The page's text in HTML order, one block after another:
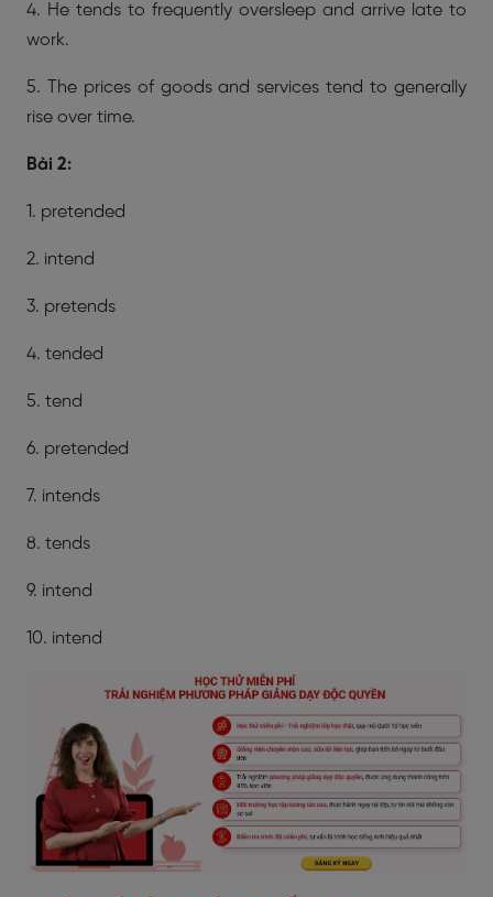
4. He tends to frequently oversleep and arrive late to
work.
5. The prices of goods and services tend to generally
rise over time.
Bài 2:
1. pretended
2. intend
3. pretends
4. tended
5. tend
6. pretended
7. intends
8. tends
9. intend
10. intend